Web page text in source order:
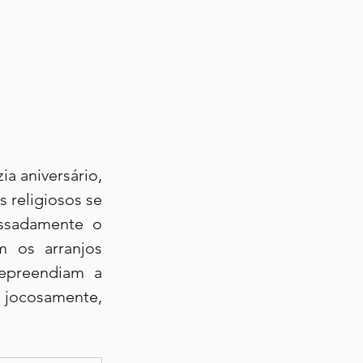
aniversário,
religiosos se
o
os arranjos
a